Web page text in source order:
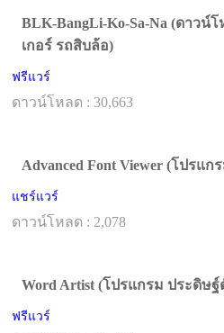
BLK-BangLi-Ko-Sa-Na (ดาวน์
เกอร์ รถสิบล้อ)
ฟรีแวร์
ดาวน์โหลด : 30,663
Advanced Font Viewer (โปรแก
แชร์แวร์
ดาวน์โหลด : 2,078
Word Artist (โปรแกรม ประดิษ
ฟรีแวร์